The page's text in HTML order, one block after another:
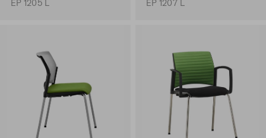
EP 1205 L
EP 1207 L